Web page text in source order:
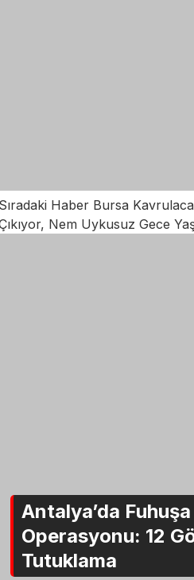
Haber Bursa
Nem Uykusuz Gece
Antalya’da Fuhuşa
Operasyonu: 12
Tutuklama